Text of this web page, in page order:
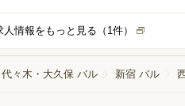
せしていきます。 飲食店未経験
レンジしてできる環境が整っていま
情報をもっと見る（ 1件）
々木・大久保 バル 新宿 バル